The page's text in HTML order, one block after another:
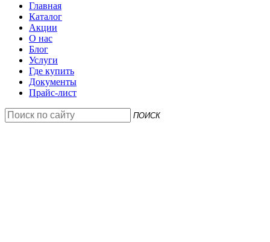
Главная
Каталог
Акции
О нас
Блог
Услуги
Где купить
Документы
Прайс-лист
ПОИСК